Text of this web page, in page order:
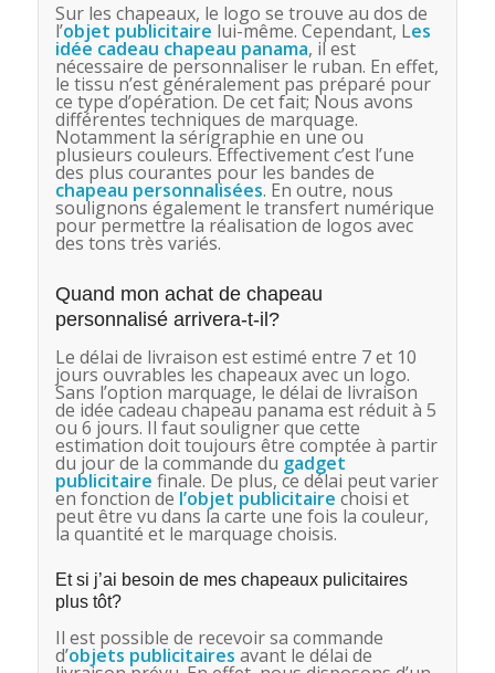
Sur les chapeaux, le logo se trouve au dos de
l’objet publicitaire lui-même. Cependant, Les
idée cadeau chapeau panama, il est
nécessaire de personnaliser le ruban. En effet,
le tissu n’est généralement pas préparé pour
ce type d’opération. De cet fait; Nous avons
différentes techniques de marquage.
Notamment la sérigraphie en une ou
plusieurs couleurs. Effectivement c’est l’une
des plus courantes pour les bandes de
chapeau personnalisées. En outre, nous
soulignons également le transfert numérique
pour permettre la réalisation de logos avec
des tons très variés.
Quand mon achat de chapeau
personnalisé arrivera-t-il?
Le délai de livraison est estimé entre 7 et 10
jours ouvrables les chapeaux avec un logo.
Sans l’option marquage, le délai de livraison
de idée cadeau chapeau panama est réduit à 5
ou 6 jours. Il faut souligner que cette
estimation doit toujours être comptée à partir
du jour de la commande du gadget
publicitaire finale. De plus, ce délai peut varier
en fonction de l’objet publicitaire choisi et
peut être vu dans la carte une fois la couleur,
la quantité et le marquage choisis.
Et si j’ai besoin de mes chapeaux pulicitaires
plus tôt?
Il est possible de recevoir sa commande
d’objets publicitaires avant le délai de